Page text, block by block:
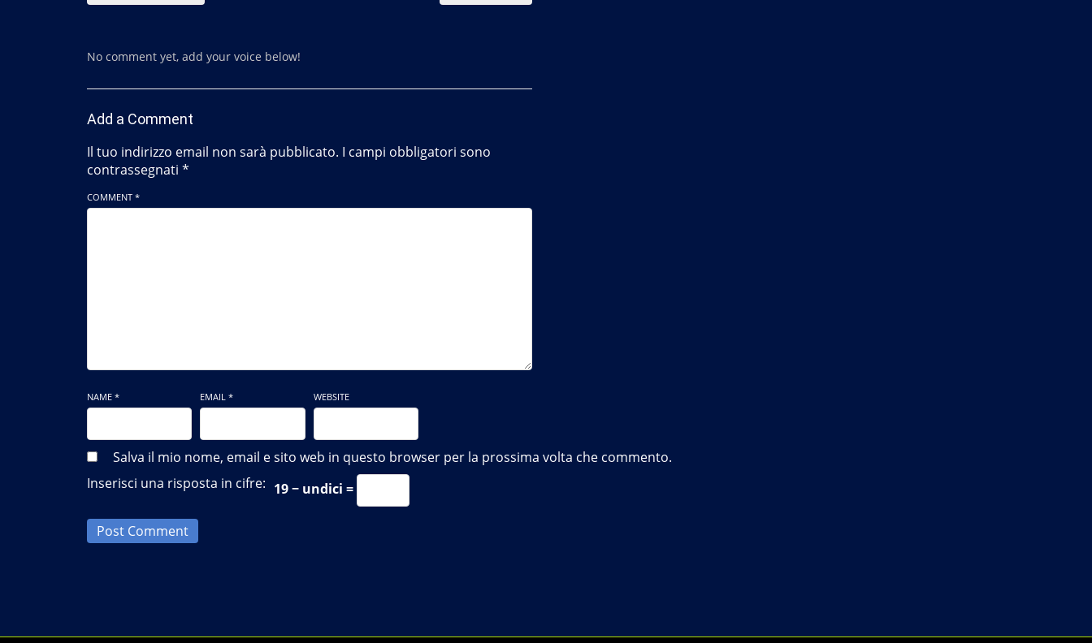
No comment yet, add your voice below!
Add a Comment
Il tuo indirizzo email non sarà pubblicato. I campi obbligatori sono
contrassegnati *
COMMENT *
NAME * EMAIL * WEBSITE
Salva il mio nome, email e sito web in questo browser per la prossima volta che commento.
Inserisci una risposta in cifre: 19 − undici =
Post Comment